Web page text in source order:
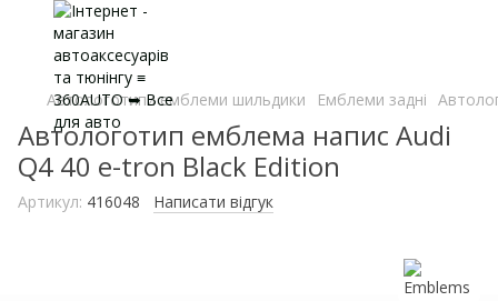
Автологотипи емблеми шильдики Емблеми задні
Автологотип емблема напис Audi
Q4 40 e-tron Black Edition
Артикул: 416048 Написати відгук